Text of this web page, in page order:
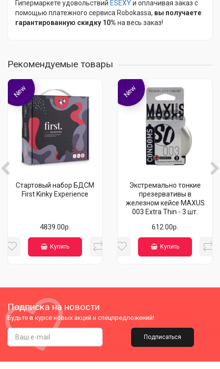
Гипермаркете удовольствий ESEXYи оплачивая заказ с
помощью платежного сервиса Robokassa, вы получаете
гарантированную скидку 10% на весь заказ!
Рекомендуемые товары
New
Стартовый набор БДСМ
First Kinky Experience
4839.00р.
Купить
New
Экстремально тонкие
презервативы в
железном кейсе MAXUS
003 Extra Thin - 3 шт.
612.00р.
Купить
Подписка на новости
Будьте в курсе новых акций и спецпредложений!
Подписаться